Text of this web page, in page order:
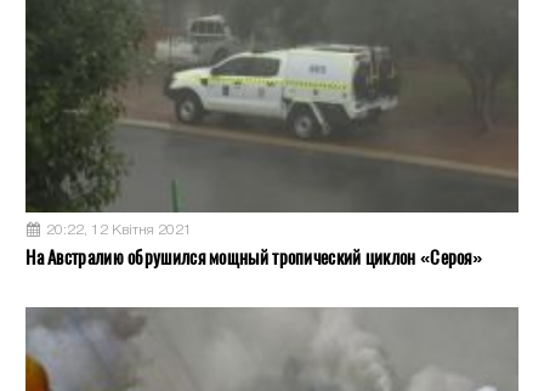
20:22, 12 Квітня 2021
На Австралию обрушился мощный тропический циклон «Сероя»